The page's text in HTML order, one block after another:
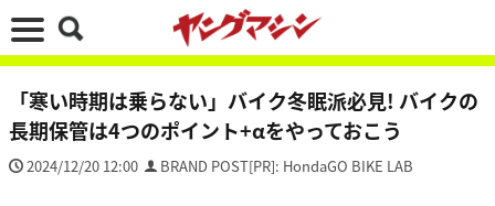
「寒い時期は乗らない」バイク冬眠派必見! バイクの
長期保管は4つのポイント+αをやっておこう
2024/12/20 12:00 BRAND POST[PR]: HondaGO BIKE LAB